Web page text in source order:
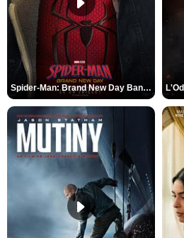
Spider-Man: Brand New Day Bande-annonce VO STFR